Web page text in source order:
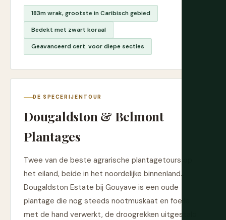
183m wrak, grootste in Caribisch gebied
Bedekt met zwart koraal
Geavanceerd cert. voor diepe secties
DE SPECERIJENTOUR
Dougaldston & Belmont
Plantages
Twee van de beste agrarische plantagetours op
het eiland, beide in het noordelijke binnenland.
Dougaldston Estate bij Gouyave is een oude
plantage die nog steeds nootmuskaat en foelie
met de hand verwerkt, de droogrekken uitgestald